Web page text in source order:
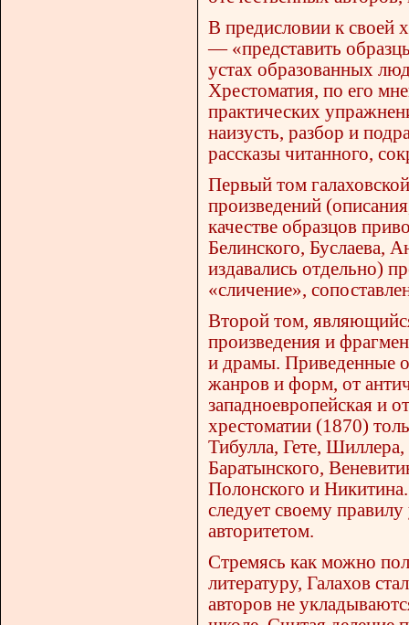
В предисловии к своей
— «представить
устах образованных
Хрестоматия, по его
практических
наизусть, разбор и
рассказы читанного,
Первый том
произведений
качестве образцов
Белинского, Буслаева,
издавались отдельно)
«сличение»,
Второй том,
произведения и
и драмы. Приведенные
жанров и форм, от
западноевропейская и
хрестоматии (1870)
Тибулла, Гете,
Баратынского,
Полонского и
следует своему
авторитетом.
Стремясь как можно
литературу, Галахов
авторов не